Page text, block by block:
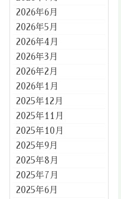
2026年6月
2026年5月
2026年4月
2026年3月
2026年2月
2026年1月
2025年12月
2025年11月
2025年10月
2025年9月
2025年8月
2025年7月
2025年6月